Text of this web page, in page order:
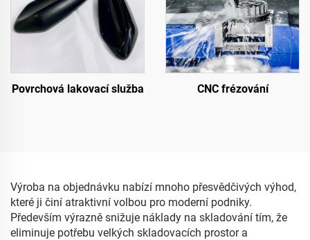
Povrchová lakovací služba CNC frézování
Výroba na objednávku nabízí mnoho přesvědčivých výhod,
které ji činí atraktivní volbou pro moderní podniky.
Především výrazně snižuje náklady na skladování tím, že
eliminuje potřebu velkých skladovacích prostor a